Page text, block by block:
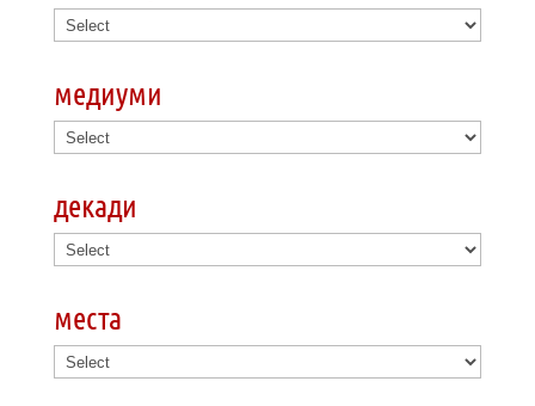
медиуми
декади
места